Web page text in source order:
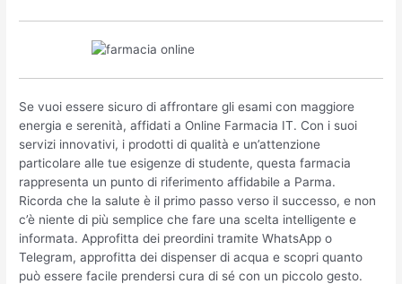
Se vuoi essere sicuro di affrontare gli esami con maggiore
energia e serenità, affidati a Online Farmacia IT. Con i suoi
servizi innovativi, i prodotti di qualità e un’attenzione
particolare alle tue esigenze di studente, questa farmacia
rappresenta un punto di riferimento affidabile a Parma.
Ricorda che la salute è il primo passo verso il successo, e non
c’è niente di più semplice che fare una scelta intelligente e
informata. Approfitta dei preordini tramite WhatsApp o
Telegram, approfitta dei dispenser di acqua e scopri quanto
può essere facile prendersi cura di sé con un piccolo gesto.